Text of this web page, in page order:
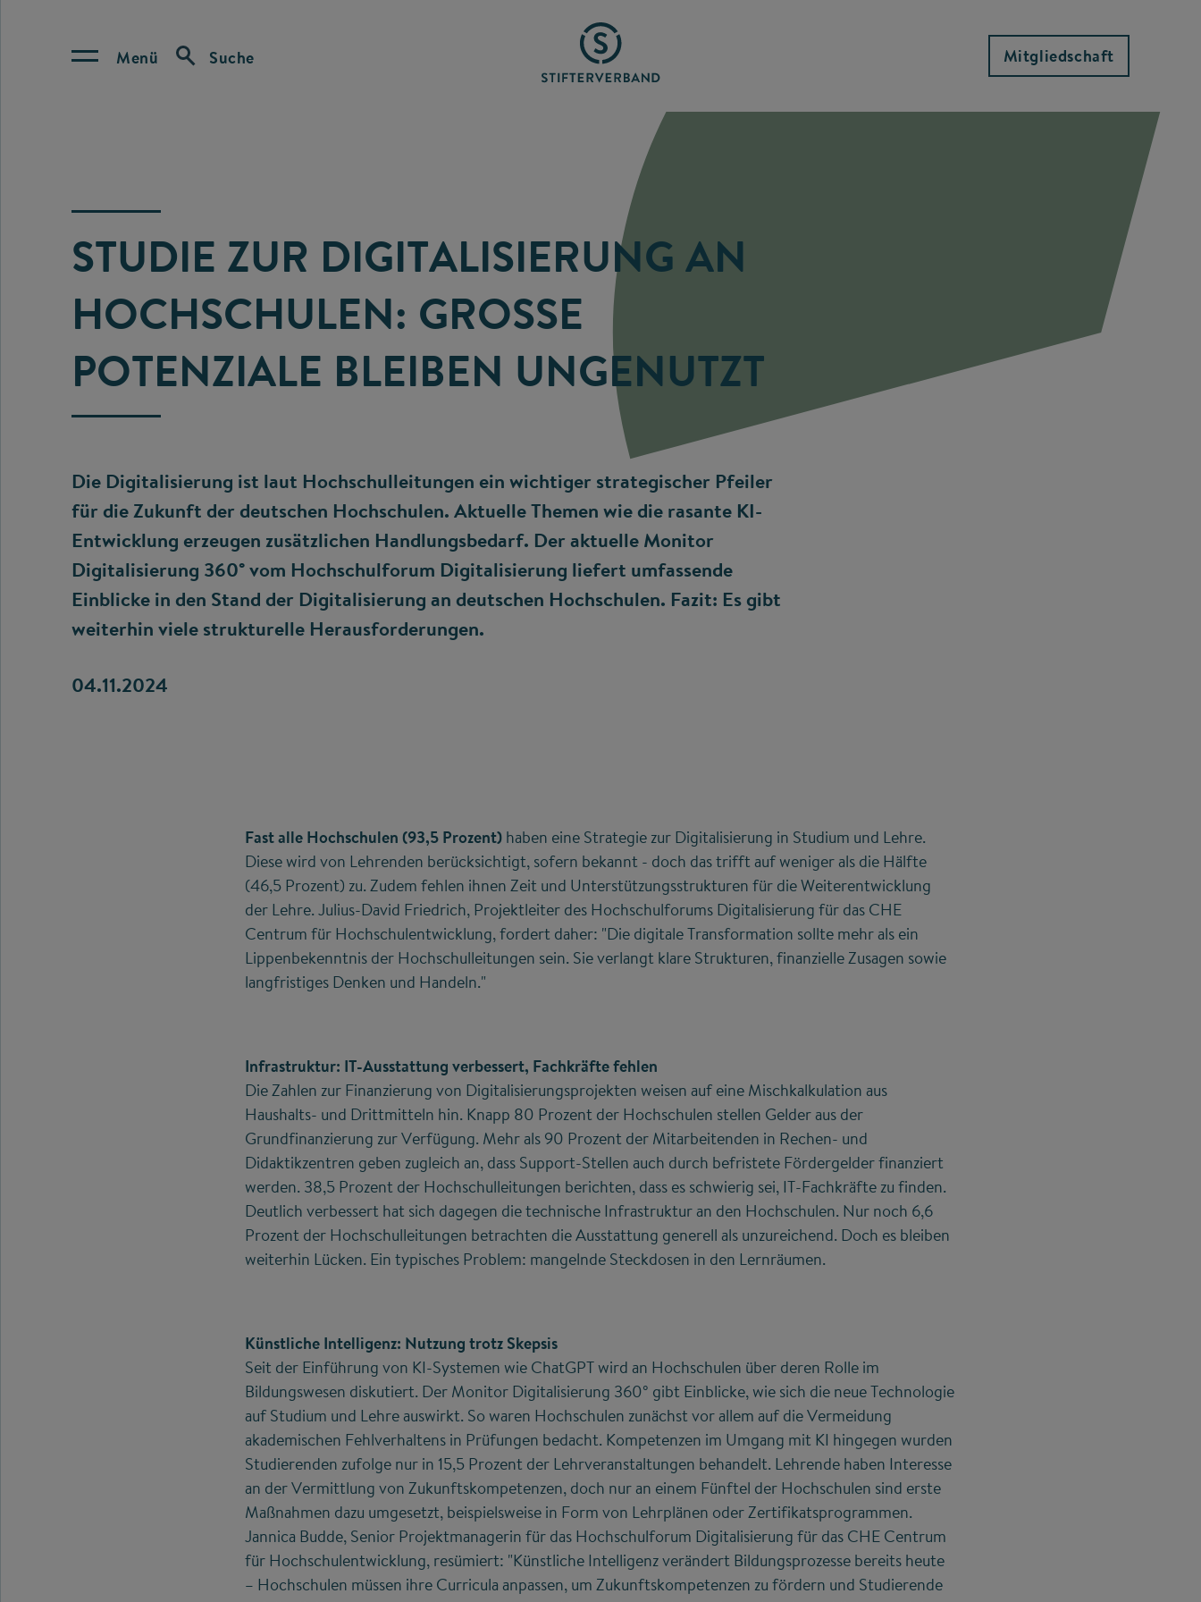
Menü Suche Mitgliedschaft
STUDIE ZUR DIGITALISIERUNG AN
HOCHSCHULEN: GROSSE P
OTENZIALE BLEIBEN UNGENUTZT
Die Digitalisierung ist laut Hochschulleitungen ein wichtiger strategischer Pfeiler
für die Zukunft der deutschen Hochschulen. Aktuelle Themen wie die rasante KI-
Entwicklung erzeugen zusätzlichen Handlungsbedarf. Der aktuelle Monitor
Digitalisierung 360° vom Hochschulforum Digitalisierung liefert umfassende
Einblicke in den Stand der Digitalisierung an deutschen Hochschulen. Fazit: Es gibt
weiterhin viele strukturelle Herausforderungen.
04.11.2024
Fast alle Hochschulen (93,5 Prozent) haben eine Strategie zur Digitalisierung in Studium und Lehre.
Diese wird von Lehrenden berücksichtigt, sofern bekannt - doch das trifft auf weniger als die Hälfte
(46,5 Prozent) zu. Zudem fehlen ihnen Zeit und Unterstützungsstrukturen für die Weiterentwicklung
der Lehre. Julius-David Friedrich, Projektleiter des Hochschulforums Digitalisierung für das CHE
Centrum für Hochschulentwicklung, fordert daher: "Die digitale Transformation sollte mehr als ein
Lippenbekenntnis der Hochschulleitungen sein. Sie verlangt klare Strukturen, finanzielle Zusagen sowie
langfristiges Denken und Handeln."
Infrastruktur: IT-Ausstattung verbessert, Fachkräfte fehlen
Die Zahlen zur Finanzierung von Digitalisierungsprojekten weisen auf eine Mischkalkulation aus
Haushalts- und Drittmitteln hin. Knapp 80 Prozent der Hochschulen stellen Gelder aus der
Grundfinanzierung zur Verfügung. Mehr als 90 Prozent der Mitarbeitenden in Rechen- und
Didaktikzentren geben zugleich an, dass Support-Stellen auch durch befristete Fördergelder finanziert
werden. 38,5 Prozent der Hochschulleitungen berichten, dass es schwierig sei, IT-Fachkräfte zu finden.
Deutlich verbessert hat sich dagegen die technische Infrastruktur an den Hochschulen. Nur noch 6,6
Prozent der Hochschulleitungen betrachten die Ausstattung generell als unzureichend. Doch es bleiben
weiterhin Lücken. Ein typisches Problem: mangelnde Steckdosen in den Lernräumen.
Künstliche Intelligenz: Nutzung trotz Skepsis
Seit der Einführung von KI-Systemen wie ChatGPT wird an Hochschulen über deren Rolle im
Bildungswesen diskutiert. Der Monitor Digitalisierung 360° gibt Einblicke, wie sich die neue Technologie
auf Studium und Lehre auswirkt. So waren Hochschulen zunächst vor allem auf die Vermeidung
akademischen Fehlverhaltens in Prüfungen bedacht. Kompetenzen im Umgang mit KI hingegen wurden
Studierenden zufolge nur in 15,5 Prozent der Lehrveranstaltungen behandelt. Lehrende haben Interesse
an der Vermittlung von Zukunftskompetenzen, doch nur an einem Fünftel der Hochschulen sind erste
Maßnahmen dazu umgesetzt, beispielsweise in Form von Lehrplänen oder Zertifikatsprogrammen.
Jannica Budde, Senior Projektmanagerin für das Hochschulforum Digitalisierung für das CHE Centrum
für Hochschulentwicklung, resümiert: "Künstliche Intelligenz verändert Bildungsprozesse bereits heute
– Hochschulen müssen ihre Curricula anpassen, um Zukunftskompetenzen zu fördern und Studierende